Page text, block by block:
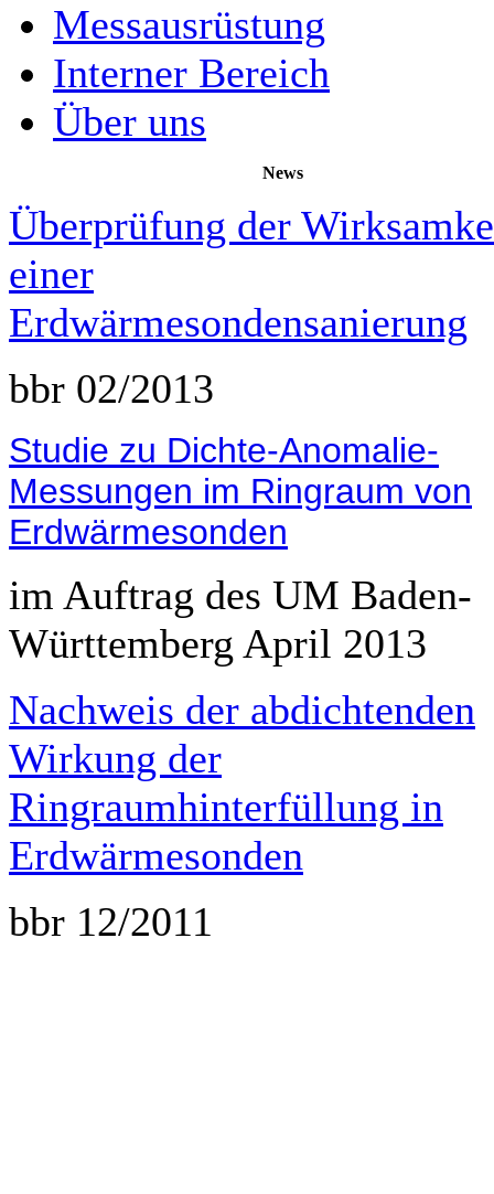
Messausrüstung
Interner Bereich
Über uns
News
Überprüfung der
einer
Erdwärmesondensanierung
bbr 02/2013
Studie zu Dichte-Anomalie-
Messungen im Ringraum von
Erdwärmesonden
im Auftrag des UM Baden-
Württemberg April 2013
Nachweis der abdichtenden
Wirkung der
Ringraumhinterfüllung in
Erdwärmesonden
bbr 12/2011